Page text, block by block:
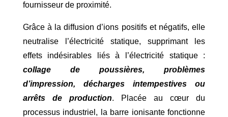
fournisseur de proximité.
Grâce à la diffusion d’ions positifs et négatifs, elle
neutralise l’électricité statique, supprimant les
effets indésirables liés à l’électricité statique :
collage de poussières, problèmes
d’impression, décharges intempestives ou
arrêts de production. Placée au cœur du
processus industriel, la barre ionisante fonctionne